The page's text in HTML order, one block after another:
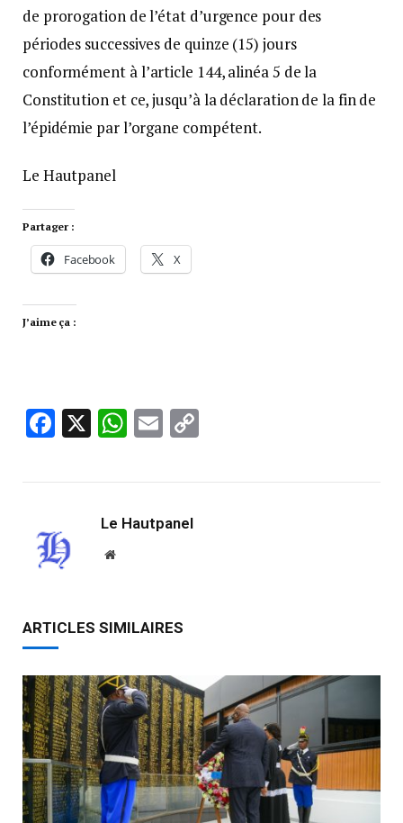
de prorogation de l’état d’urgence pour des
périodes successives de quinze (15) jours
conformément à l’article 144, alinéa 5 de la
Constitution et ce, jusqu’à la déclaration de la fin de
l’épidémie par l’organe compétent.
Le Hautpanel
Partager :
Facebook X
J’aime ça :
Facebook
X WhatsApp
Email
Le Hautpanel
Website
ARTICLES SIMILAIRES